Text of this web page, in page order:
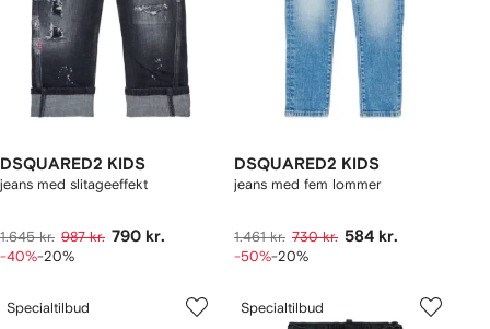
DSQUARED2 KIDS
jeans med slitageeffekt
1.645 kr. 987 kr. 790 kr.
-40%-20%
DSQUARED2 KIDS
jeans med fem lommer
1.461 kr. 730 kr. 584 kr.
-50%-20%
Specialtilbud Specialtilbud